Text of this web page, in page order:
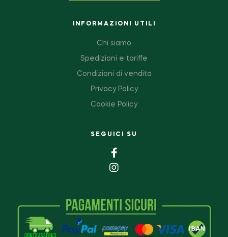
INFORMAZIONI UTILI
Chi siamo
Spedizioni e tariffe
Condizioni di vendita
Privacy Policy
Cookie Policy
SEGUICI SU